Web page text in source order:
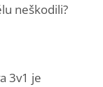
neškodili?
3v1 je